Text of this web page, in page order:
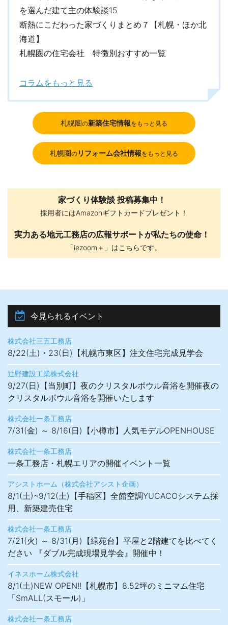
を選んだ建て主の体験談15
断熱にこだわった家づくりまとめ７【札幌・ほか北
海道】
札幌圏の住宅会社 特徴別おすすめ一覧
コラムをもっと見る
札幌圏の新築住宅情報をもっと見る
札幌圏の リフォーム会社情報をもっと見る
家づくり体験談 投稿募集中！
採用者にはAmazonギフトカードプレゼント！
実力ある地元工務店の広報サポートが私たちの使命！
「iezoom＋」はこちらです。
今見られるイベント
株式会社三五工務店
8/22(土)・23(日)【札幌市東区】注文住宅完成見学会
辻野建設工業株式会社
9/27(日)【当別町】夜のクリスタルボウル音浴を開催夜の
クリスタルボウル音浴を開催いたします
株式会社一条工務店
7/31(金) ～ 8/16(日)【小樽市】人気モデルOPENHOUSE
株式会社一条工務店
一条工務店・札幌エリアの開催イベント一覧
アシストホーム（株式会社アシスト企画）
8/1(土)~9/12(土)【手稲区】全館空調YUCACOシステム採
用、新築建売住宅
株式会社一条工務店
7/21(火) ～ 8/31(月)【緑苑台】平屋と2階建てを比べてく
ださい 『ダブル完成現場見学会』開催中！
イネスホーム株式会社
8/1(土)NEW OPEN!!【札幌市】8.52坪のミニマム住宅
「SmALL(スモール)」
株式会社一条工務店